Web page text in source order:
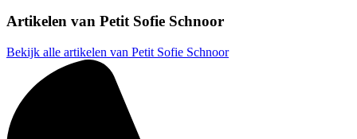
Artikelen van Petit Sofie Schnoor
Bekijk alle artikelen van Petit Sofie Schnoor